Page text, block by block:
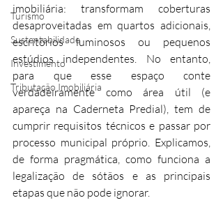
Turismo
Sustentabilidade
Investimento
Tributação Imobiliária
imobiliária: transformam coberturas
desaproveitadas em quartos adicionais,
escritórios luminosos ou pequenos
estúdios independentes. No entanto,
para que esse espaço conte
verdadeiramente como área útil (e
apareça na Caderneta Predial), tem de
cumprir requisitos técnicos e passar por
processo municipal próprio. Explicamos,
de forma pragmática, como funciona a
legalização de sótãos e as principais
etapas que não pode ignorar.